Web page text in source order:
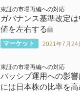
東証の市場再編への対応
ガバナンス基準改定
値を左右する
マーケット 2021年7月24
東証の市場再編への対応
パッシブ運用への影
には日本株の比率を